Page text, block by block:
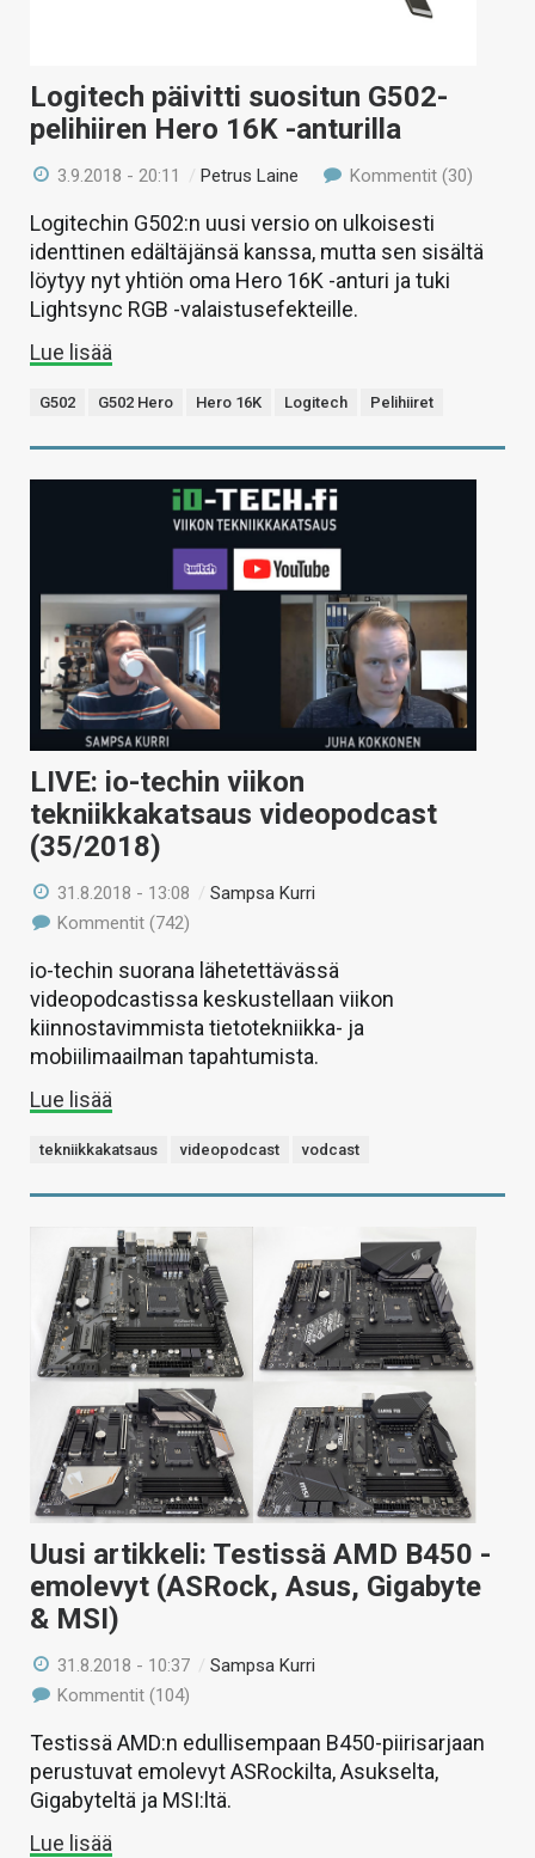
Logitech päivitti suositun G502-
pelihiiren Hero 16K -anturilla
3.9.2018 - 20:11 /Petrus Laine Kommentit (30)
Logitechin G502:n uusi versio on ulkoisesti
identtinen edältäjänsä kanssa, mutta sen sisältä
löytyy nyt yhtiön oma Hero 16K -anturi ja tuki
Lightsync RGB -valaistusefekteille.
Lue lisää
G502 G502 Hero Hero 16K Logitech Pelihiiret
LIVE: io-techin viikon
tekniikkakatsaus videopodcast
(35/2018)
31.8.2018 - 13:08 /Sampsa Kurri
Kommentit (742)
io-techin suorana lähetettävässä
videopodcastissa keskustellaan viikon
kiinnostavimmista tietotekniikka- ja
mobiilimaailman tapahtumista.
Lue lisää
tekniikkakatsaus videopodcast vodcast
Uusi artikkeli: Testissä AMD B450 -
emolevyt (ASRock, Asus, Gigabyte
& MSI)
31.8.2018 - 10:37 /Sampsa Kurri
Kommentit (104)
Testissä AMD:n edullisempaan B450-piirisarjaan
perustuvat emolevyt ASRockilta, Asukselta,
Gigabyteltä ja MSI:ltä.
Lue lisää